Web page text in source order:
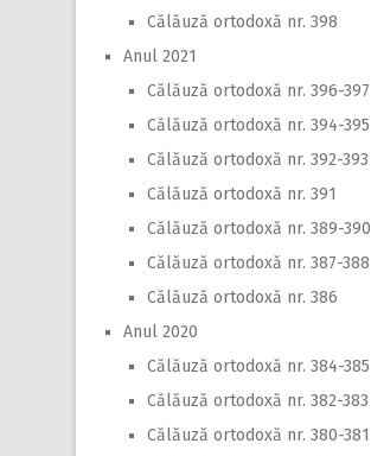
Călăuză ortodoxă nr. 398
Anul 2021
Călăuză ortodoxă nr. 396-397
Călăuză ortodoxă nr. 394-395
Călăuză ortodoxă nr. 392-393
Călăuză ortodoxă nr. 391
Călăuză ortodoxă nr. 389-390
Călăuză ortodoxă nr. 387-388
Călăuză ortodoxă nr. 386
Anul 2020
Călăuză ortodoxă nr. 384-385
Călăuză ortodoxă nr. 382-383
Călăuză ortodoxă nr. 380-381